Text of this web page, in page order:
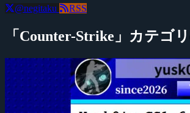
@negitaku RSS
「Counter-Strike」カテゴ